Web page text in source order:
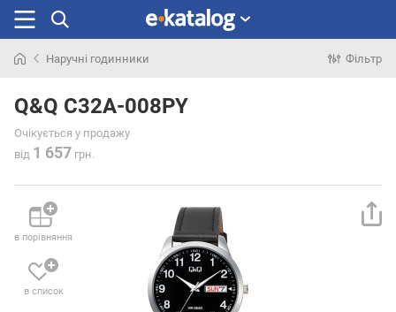
раніше
Наручні годинники Фільтр
Q&Q C32A-008PY
Очікується у продажу
від 1 657 грн.
в порівняння
в список